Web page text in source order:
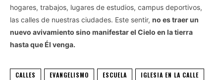
hogares, trabajos, lugares de estudios, campus deportivos,
las calles de nuestras ciudades. Este sentir, no es traer un
nuevo avivamiento sino manifestar el Cielo en la tierra
hasta que Él venga.
CALLES EVANGELISMO ESCUELA
IGLESIA EN LA CALLE